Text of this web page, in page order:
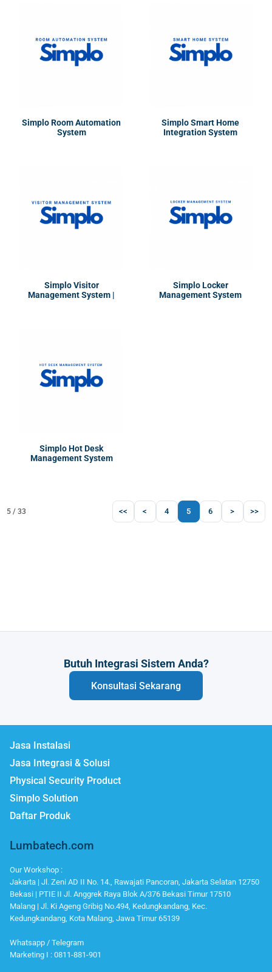
Simplo Room Automation
System
Simplo Smart Home
Integration System
Simplo Visitor
Management System |
Simplo Locker
Management System
Simplo Hot Desk
Management System
5 / 33 << < 4 5 6 > >>
Butuh Integrasi Sistem Anda?
Konsultasi Sekarang
Jasa Instalasi
Jasa Integrasi & Solusi
Physical Security Product
Simplo Solution
Daftar Produk
Lumbatech.com
Our Workshop :
Jakarta | Jl. Zeni AD II No. 14., Rawajati Pancoran, Jakarta Selatan 12750
Bekasi | PTIE II Jl. Anggrek Raya Blok A/376 Bekasi Timur 17510
Malang | Jl. Ki Ageng Gribig No.494, Kedungkandang, Kec.
Kedungkandang, Kota Malang, Jawa Timur 65139
Whatsapp / Telegram
Marketing I : 0811-881-901